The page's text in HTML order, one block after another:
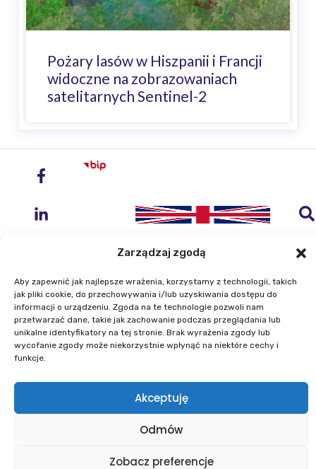
Zarządzaj zgodą
Aby zapewnić jak najlepsze wrażenia, korzystamy z technologii, takich
jak pliki cookie, do przechowywania i/lub uzyskiwania dostępu do
informacji o urządzeniu. Zgoda na te technologie pozwoli nam
przetwarzać dane, takie jak zachowanie podczas przeglądania lub
unikalne identyfikatory na tej stronie. Brak wyrażenia zgody lub
wycofanie zgody może niekorzystnie wpłynąć na niektóre cechy i
funkcje.
Akceptuję
Odmów
Zobacz preferencje
Pożary lasów w Hiszpanii i Francji
widoczne na zobrazowaniach
satelitarnych Sentinel-2
Instytut Geodezji i Kartografii
ul. Zygmunta Modzelewskiego 27
02-679 Warszawa
Telefon: +48 22 329 19 00
E-mail: igik@igik.edu.pl
Klauzule informacyjne IGiK
Powered by ESITIO - Your Digital Space